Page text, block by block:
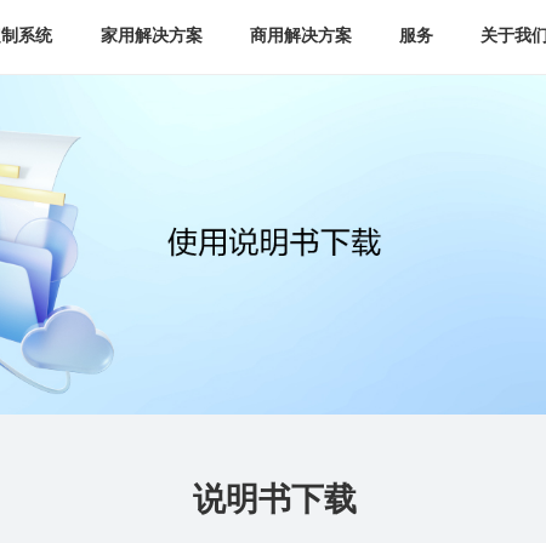
系统 家用解决方案 商用解决方案 服务 关于我
说明书下载